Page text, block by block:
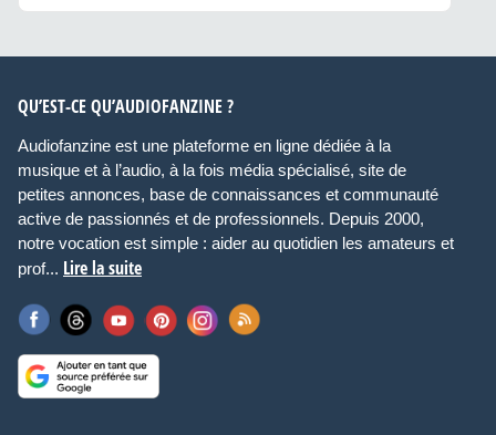
QU’EST-CE QU’AUDIOFANZINE ?
Audiofanzine est une plateforme en ligne dédiée à la
musique et à l’audio, à la fois média spécialisé, site de
petites annonces, base de connaissances et communauté
active de passionnés et de professionnels. Depuis 2000,
notre vocation est simple : aider au quotidien les amateurs et
prof... Lire la suite